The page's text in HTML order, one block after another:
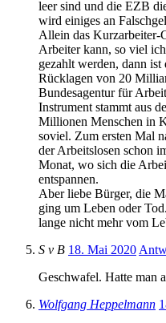
leer sind und die EZB
wird einiges an
Allein das
Arbeiter kann, so viel
gezahlt werden, dann ist
Rücklagen von 20
Bundesagentur für
Instrument stammt aus
Millionen Menschen in
soviel. Zum ersten Mal
der Arbeitslosen schon
Monat, wo sich die
entspannen.
Aber liebe Bürger, die
ging um Leben oder
lange nicht mehr vom
S v B 18. Mai 2020
Geschwafel. Hatte man
Wolfgang Heppelmann